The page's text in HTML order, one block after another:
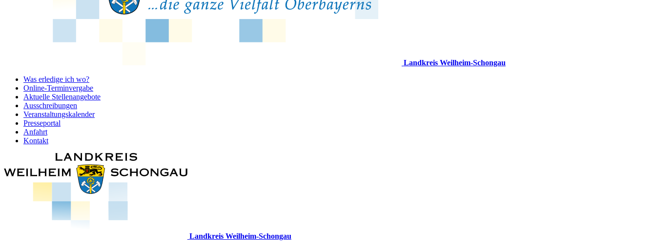
Landkreis Weilheim-Schongau
Was erledige ich wo?
Online-Terminvergabe
Aktuelle Stellenangebote
Ausschreibungen
Veranstaltungskalender
Presseportal
Anfahrt
Kontakt
Landkreis Weilheim-Schongau